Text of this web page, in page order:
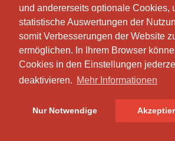
und andererseits optionale Cookies,
statistische Auswertungen der
somit Verbesserungen der Website
ermöglichen. In Ihrem Browser
Cookies in den Einstellungen
deaktivieren. Mehr Informationen
Nur Notwendige
und andererseits optionale Cookies,
statistische Auswertungen der
somit Verbesserungen der Website
ermöglichen. In Ihrem Browser
Cookies in den Einstellungen
deaktivieren. Mehr Informationen
Nur Notwendige
Abonnement
Atemreise After
Work
5 Wochen